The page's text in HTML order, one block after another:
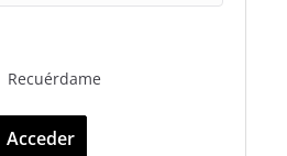
Recuérdame